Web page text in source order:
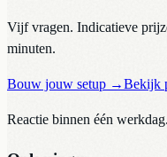
Vijf vragen. Indicatieve
minuten.
Bouw jouw setup →Bekijk
Reactie binnen één werkdag.